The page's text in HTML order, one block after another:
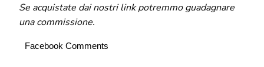
Se acquistate dai nostri link potremmo guadagnare
una commissione.
Facebook Comments